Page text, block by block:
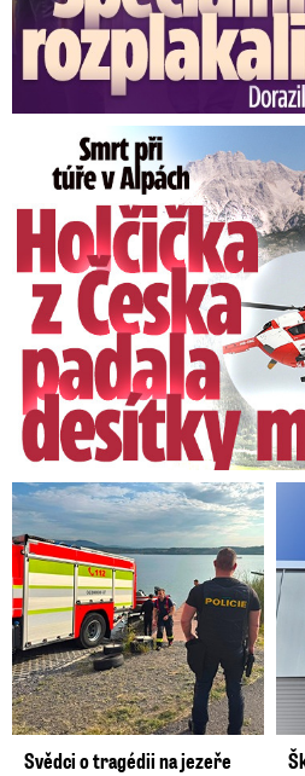
Smrt Češky (†14) v Alpách:
Svědci o tragédii na jezeře